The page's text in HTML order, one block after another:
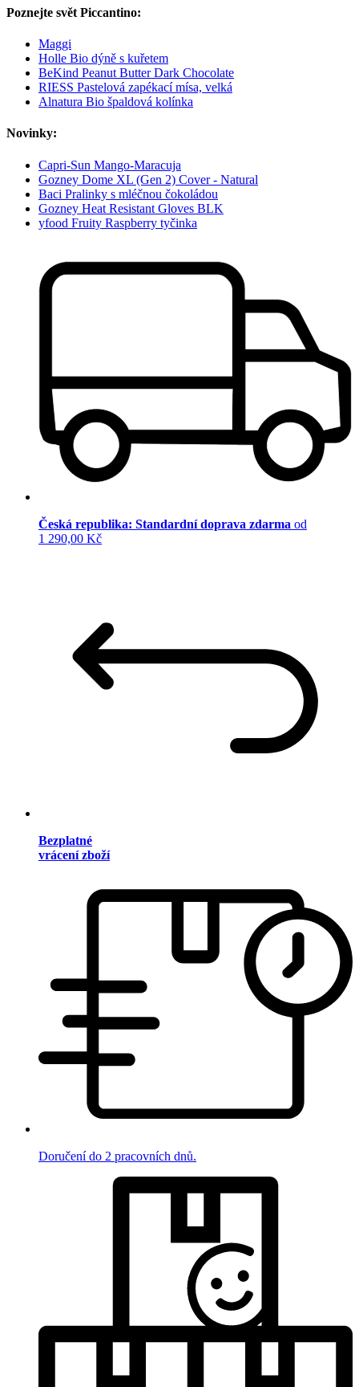
Poznejte svět Piccantino:
Maggi
Holle Bio dýně s kuřetem
BeKind Peanut Butter Dark Chocolate
RIESS Pastelová zapékací mísa, velká
Alnatura Bio špaldová kolínka
Novinky:
Capri-Sun Mango-Maracuja
Gozney Dome XL (Gen 2) Cover - Natural
Baci Pralinky s mléčnou čokoládou
Gozney Heat Resistant Gloves BLK
yfood Fruity Raspberry tyčinka
Česká republika: Standardní doprava zdarma od
1 290,00 Kč
Bezplatné
vrácení zboží
Doručení do 2 pracovních dnů.